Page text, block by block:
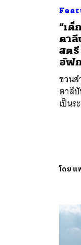
“เ
ตา
สตรี
อัฟ
ชวน
ตาลี
เป็นร
โดย แ